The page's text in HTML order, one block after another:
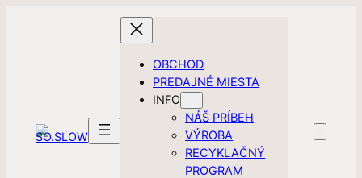
OBCHOD
PREDAJNÉ MIESTA
INFO
NÁŠ PRÍBEH
VÝROBA
RECYKLAČNÝ
PROGRAM